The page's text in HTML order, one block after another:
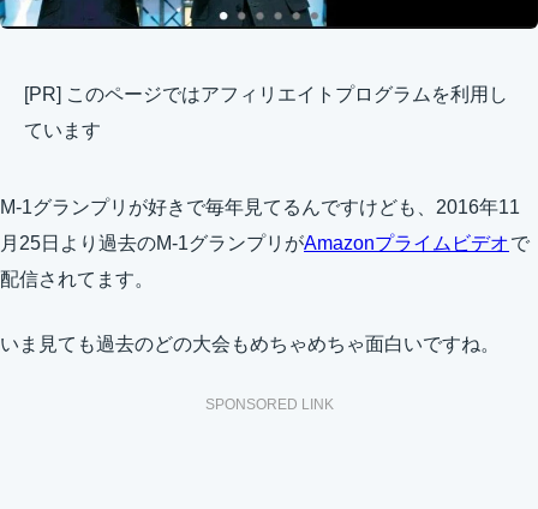
[PR] このページではアフィリエイトプログラムを利用し
ています
M-1グランプリが好きで毎年見てるんですけども、 2016年11
月25日 より過去のM-1グランプリがAmazonプライムビデオで
配信されてます。
いま見ても過去のどの大会もめちゃめちゃ面白いですね。
SPONSORED LINK